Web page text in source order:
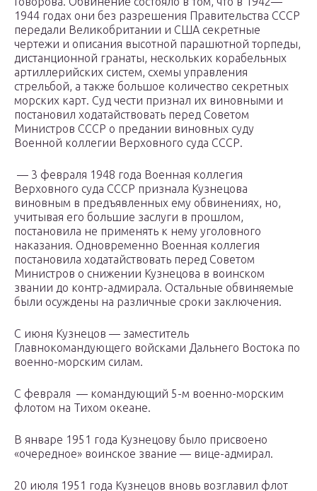
1944 годах они без разрешения Правительства СССР
передали Великобритании и США секретные
чертежи и описания высотной парашютной торпеды,
дистанционной гранаты, нескольких корабельных
артиллерийских систем, схемы управления
стрельбой, а также большое количество секретных
морских карт. Суд чести признал их виновными и
постановил ходатайствовать перед Советом
Министров СССР о предании виновных суду
Военной коллегии Верховного суда СССР.
— 3 февраля 1948 года Военная коллегия
Верховного суда СССР признала Кузнецова
виновным в предъявленных ему обвинениях, но,
учитывая его большие заслуги в прошлом,
постановила не применять к нему уголовного
наказания. Одновременно Военная коллегия
постановила ходатайствовать перед Советом
Министров о снижении Кузнецова в воинском
звании до контр-адмирала. Остальные обвиняемые
были осуждены на различные сроки заключения.
С июня Кузнецов — заместитель
Главнокомандующего войсками Дальнего Востока по
военно-морским силам.
С февраля — командующий 5-м военно-морским
флотом на Тихом океане.
В январе 1951 года Кузнецову было присвоено
«очередное» воинское звание — вице-адмирал.
20 июля 1951 года Кузнецов вновь возглавил флот